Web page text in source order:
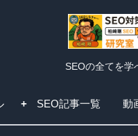
SEOの全てを学
SEO記事一覧 動